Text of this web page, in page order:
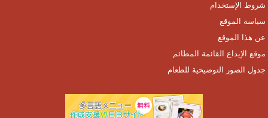
شروط الإستخدام
سياسة الموقع
عن هذا الموقع
موقع الإيداع القائمة المطائم
جدول الصور التوضيحية للطعام